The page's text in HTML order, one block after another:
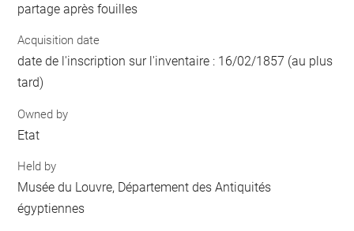
partage après fouilles
Acquisition date
date de l'inscription sur l'inventaire : 16/02/1857 (au plus
tard)
Owned by
Etat
Held by
Musée du Louvre, Département des Antiquités
égyptiennes